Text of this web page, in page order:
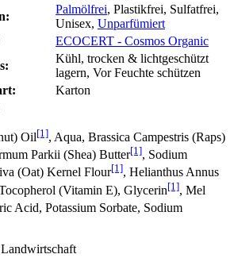
Palmölfrei, Plastikfrei, Sulfatfrei,
Unisex, Unparfümiert
ECOCERT - Cosmos Organic
Kühl, trocken & lichtgeschützt
lagern, Vor Feuchte schützen
Karton
Oil[1], Aqua, Brassica Campestris (Raps)
Parkii (Shea) Butter[1], Sodium
(Oat) Kernel Flour[1], Helianthus Annus
(Vitamin E), Glycerin[1], Mel
Acid, Potassium Sorbate, Sodium